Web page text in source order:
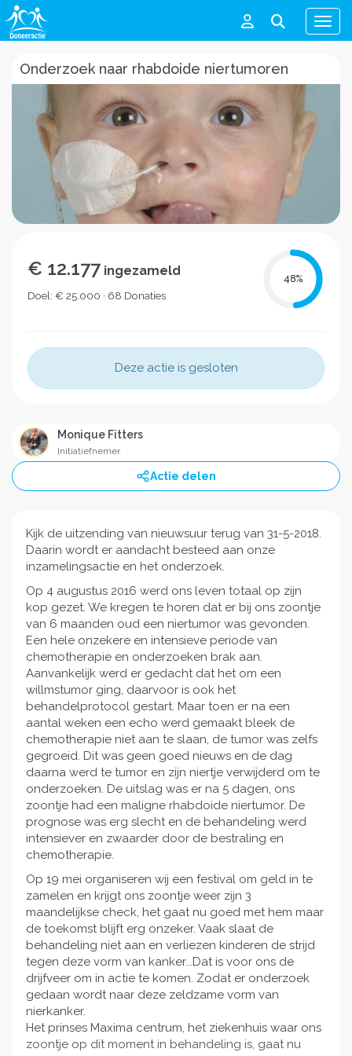
Menu
Onderzoek naar rhabdoide niertumoren
€ 12.177 ingezameld
Doel: € 25.000 · 68 Donaties
48%
Deze actie is gesloten
Monique Fitters
Initiatiefnemer
Actie delen
Kijk de uitzending van nieuwsuur terug van 31-5-2018.
Daarin wordt er aandacht besteed aan onze
inzamelingsactie en het onderzoek.
Op 4 augustus 2016 werd ons leven totaal op zijn
kop gezet. We kregen te horen dat er bij ons zoontje
van 6 maanden oud een niertumor was gevonden.
Een hele onzekere en intensieve periode van
chemotherapie en onderzoeken brak aan.
Aanvankelijk werd er gedacht dat het om een
willmstumor ging, daarvoor is ook het
behandelprotocol gestart. Maar toen er na een
aantal weken een echo werd gemaakt bleek de
chemotherapie niet aan te slaan, de tumor was zelfs
gegroeid. Dit was geen goed nieuws en de dag
daarna werd te tumor en zijn niertje verwijderd om te
onderzoeken. De uitslag was er na 5 dagen, ons
zoontje had een maligne rhabdoide niertumor. De
prognose was erg slecht en de behandeling werd
intensiever en zwaarder door de bestraling en
chemotherapie.
Op 19 mei organiseren wij een festival om geld in te
zamelen en krijgt ons zoontje weer zijn 3
maandelijkse check, het gaat nu goed met hem maar
de toekomst blijft erg onzeker. Vaak slaat de
behandeling niet aan en verliezen kinderen de strijd
tegen deze vorm van kanker...Dat is voor ons de
drijfveer om in actie te komen. Zodat er onderzoek
gedaan wordt naar deze zeldzame vorm van
nierkanker.
Het prinses Maxima centrum, het ziekenhuis waar ons
zoontje op dit moment in behandeling is, gaat nu